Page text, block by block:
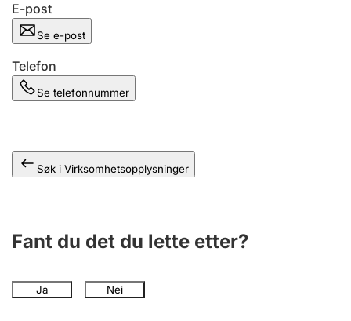
E-post
Se e-post
Telefon
Se telefonnummer
Søk i Virksomhetsopplysninger
Fant du det du lette etter?
Ja Nei